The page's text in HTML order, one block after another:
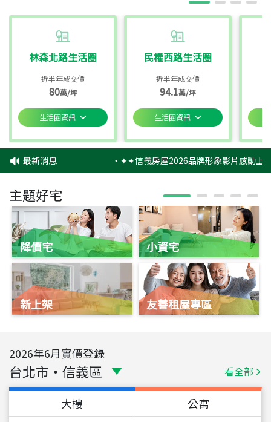
林森北路生活圈
近半年成交價
80萬/坪
生活圈資訊
民權西路生活圈
近半年成交價
94.1萬/坪
生活圈資訊
最新消息 ‧✦✦信義房屋2026品牌形象影片感動上
主題好宅
降價宅
新上架
小資宅
友善租屋專區
2026年6月實價登錄
台北市 ・ 信義區 看全部
大樓 公寓